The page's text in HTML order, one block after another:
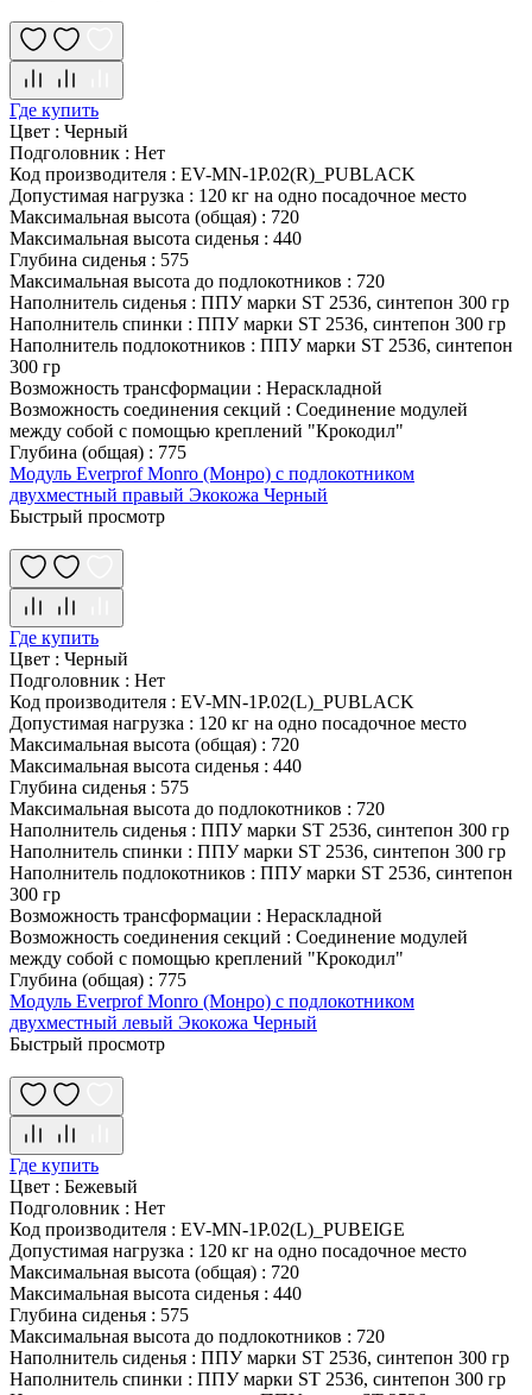
Где купить
Цвет : Черный
Подголовник : Нет
Код производителя : EV-MN-1P.02(R)_PUBLACK
Допустимая нагрузка : 120 кг на одно посадочное место
Максимальная высота (общая) : 720
Максимальная высота сиденья : 440
Глубина сиденья : 575
Максимальная высота до подлокотников : 720
Наполнитель сиденья : ППУ марки ST 2536, синтепон 300 гр
Наполнитель спинки : ППУ марки ST 2536, синтепон 300 гр
Наполнитель подлокотников : ППУ марки ST 2536, синтепон
300 гр
Возможность трансформации : Нераскладной
Возможность соединения секций : Соединение модулей
между собой с помощью креплений "Крокодил"
Глубина (общая) : 775
Модуль Everprof Monro (Монро) с подлокотником
двухместный правый Экокожа Черный
Быстрый просмотр
Где купить
Цвет : Черный
Подголовник : Нет
Код производителя : EV-MN-1P.02(L)_PUBLACK
Допустимая нагрузка : 120 кг на одно посадочное место
Максимальная высота (общая) : 720
Максимальная высота сиденья : 440
Глубина сиденья : 575
Максимальная высота до подлокотников : 720
Наполнитель сиденья : ППУ марки ST 2536, синтепон 300 гр
Наполнитель спинки : ППУ марки ST 2536, синтепон 300 гр
Наполнитель подлокотников : ППУ марки ST 2536, синтепон
300 гр
Возможность трансформации : Нераскладной
Возможность соединения секций : Соединение модулей
между собой с помощью креплений "Крокодил"
Глубина (общая) : 775
Модуль Everprof Monro (Монро) с подлокотником
двухместный левый Экокожа Черный
Быстрый просмотр
Где купить
Цвет : Бежевый
Подголовник : Нет
Код производителя : EV-MN-1P.02(L)_PUBEIGE
Допустимая нагрузка : 120 кг на одно посадочное место
Максимальная высота (общая) : 720
Максимальная высота сиденья : 440
Глубина сиденья : 575
Максимальная высота до подлокотников : 720
Наполнитель сиденья : ППУ марки ST 2536, синтепон 300 гр
Наполнитель спинки : ППУ марки ST 2536, синтепон 300 гр